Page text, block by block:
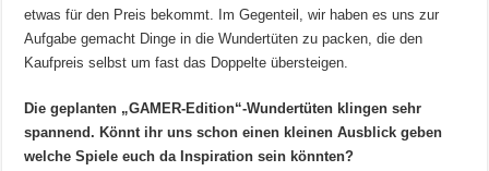
etwas für den Preis bekommt. Im Gegenteil, wir haben es uns zur
Aufgabe gemacht Dinge in die Wundertüten zu packen, die den
Kaufpreis selbst um fast das Doppelte übersteigen.
Die geplanten „GAMER-Edition“-Wundertüten klingen sehr
spannend. Könnt ihr uns schon einen kleinen Ausblick geben
welche Spiele euch da Inspiration sein könnten?